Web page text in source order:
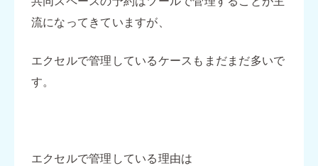
流になってきていますが、
エクセルで管理しているケースもまだまだ多いで
す。
エクセルで管理している理由は